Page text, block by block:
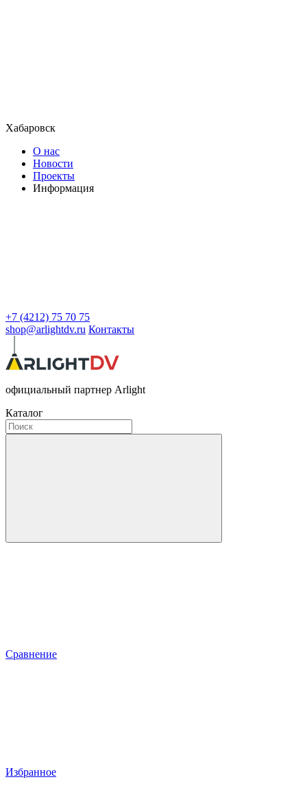
Хабаровск
О нас
Новости
Проекты
Информация
+7 (4212) 75 70 75
shop@arlightdv.ru Контакты
официальный партнер Arlight
Каталог
Сравнение
Избранное